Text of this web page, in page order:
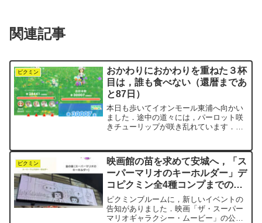
関連記事
ピクミン
おかわりにおかわりを重ねた３杯
目は，誰も食べない（還暦まであ
と87日）
本日も歩いてイオンモール東浦へ向かい
ました．途中の道々には，パーロット咲
きチューリップが咲き乱れています．お
不足が一気に解消されました．嬉しいこ
とは嬉しいのですが……．...
ピクミン
映画館の苗を求めて安城へ，「ス
ーパーマリオのキーホルダー」デ
コピクミン全4種コンプまでの道
のり（還暦まであと67日）
ピクミンブルームに，新しいイベントの
告知がありました．映画「ザ・スーパー
マリオギャラクシー・ムービー」の公開